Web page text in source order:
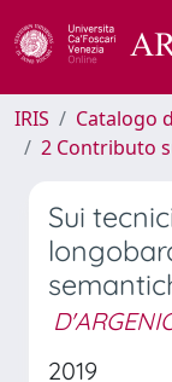
IRIS
Catalogo
2 Contributo
Sui
2019